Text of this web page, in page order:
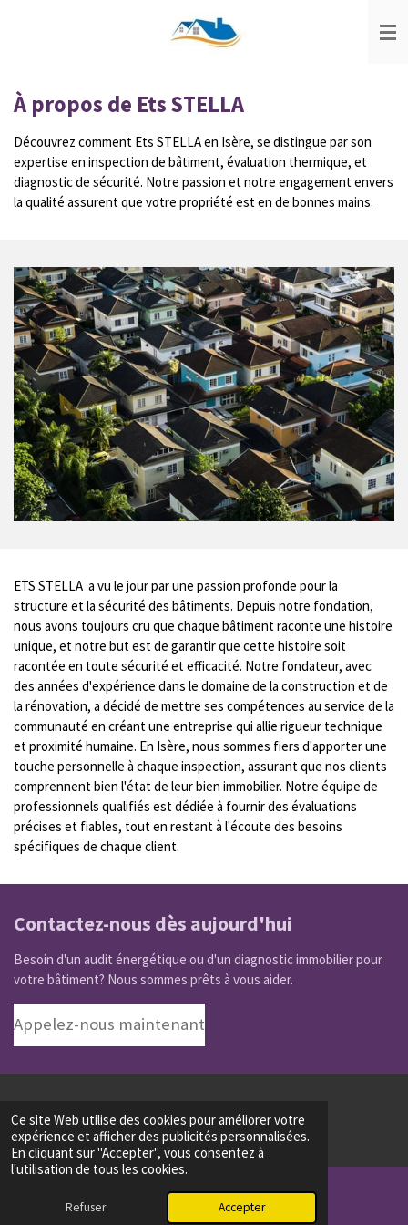
Ce site Web utilise des cookies pour améliorer votre
expérience et afficher des publicités personnalisées.
En cliquant sur "Accepter", vous consentez à
l'utilisation de tous les cookies.
Refuser Accepter
À propos de Ets STELLA
Découvrez comment Ets STELLA en Isère, se distingue par son
expertise en inspection de bâtiment, évaluation thermique, et
diagnostic de sécurité. Notre passion et notre engagement envers
la qualité assurent que votre propriété est en de bonnes mains.
ETS STELLA a vu le jour par une passion profonde pour la
structure et la sécurité des bâtiments. Depuis notre fondation,
nous avons toujours cru que chaque bâtiment raconte une histoire
unique, et notre but est de garantir que cette histoire soit
racontée en toute sécurité et efficacité. Notre fondateur, avec
des années d'expérience dans le domaine de la construction et de
la rénovation, a décidé de mettre ses compétences au service de la
communauté en créant une entreprise qui allie rigueur technique
et proximité humaine. En Isère, nous sommes fiers d'apporter une
touche personnelle à chaque inspection, assurant que nos clients
comprennent bien l'état de leur bien immobilier. Notre équipe de
professionnels qualifiés est dédiée à fournir des évaluations
précises et fiables, tout en restant à l'écoute des besoins
spécifiques de chaque client.
Contactez-nous dès aujourd'hui
Besoin d'un audit énergétique ou d'un diagnostic immobilier pour
votre bâtiment? Nous sommes prêts à vous aider.
Appelez-nous maintenant
Propulsé par Webador
E-mail